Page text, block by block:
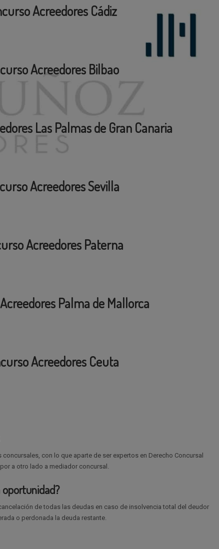
Acreedores Cádiz
Acreedores Bilbao
Las Palmas de Gran Canaria
Acreedores Sevilla
Acreedores Paterna
Palma de Mallorca
Acreedores Ceuta
con lo que aparte de ser expertos en Derecho Concursal
a otro lado a mediador concursal.
de todas las deudas en caso de insolvencia total del deudor
o perdonada la deuda restante.